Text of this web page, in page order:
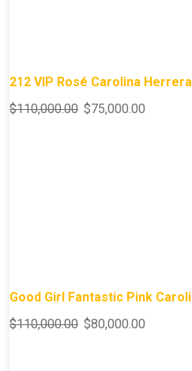
212 VIP Rosé Carolina Herrera
$110,000.00 $75,000.00
Good Girl Fantastic Pink
$110,000.00 $80,000.00